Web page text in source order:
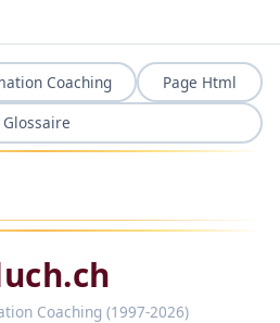
Coaching
Page Html
Glossaire
Coaching (1997-2026)